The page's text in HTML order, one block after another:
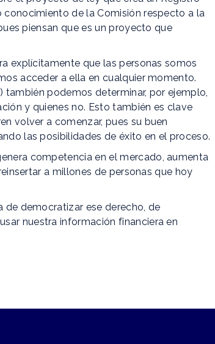
de la Comisión respecto a la
piensan que es un proyecto que
explícitamente que las personas somos
acceder a ella en cualquier momento.
también podemos determinar, por ejemplo,
y quienes no. Esto también es clave
volver a comenzar, pues su buen
las posibilidades de éxito en el proceso.
competencia en el mercado, aumenta
a millones de personas que hoy
de democratizar ese derecho, de
nuestra información financiera en